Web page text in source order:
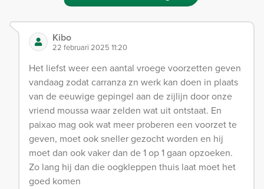
Kibo
22 februari 2025 11:20
Het liefst weer een aantal vroege voorzetten geven
vandaag zodat carranza zn werk kan doen in plaats
van de eeuwige gepingel aan de zijlijn door onze
vriend moussa waar zelden wat uit ontstaat. En
paixao mag ook wat meer proberen een voorzet te
geven, moet ook sneller gezocht worden en hij
moet dan ook vaker dan de 1 op 1 gaan opzoeken.
Zo lang hij dan die oogkleppen thuis laat moet het
goed komen